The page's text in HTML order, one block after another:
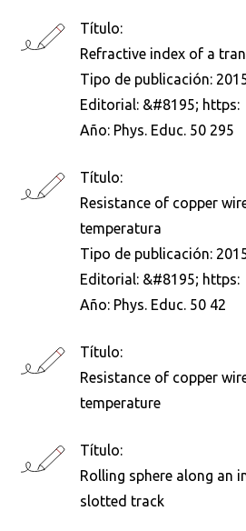
Título:
Refractive index of a
Tipo de publicación:
Editorial: &#8195; https:
Año: Phys. Educ. 50 295
Título:
Resistance of copper
temperatura
Tipo de publicación:
Editorial: &#8195; https:
Año: Phys. Educ. 50 42
Título:
Resistance of copper
temperature
Título:
Rolling sphere along an
slotted track